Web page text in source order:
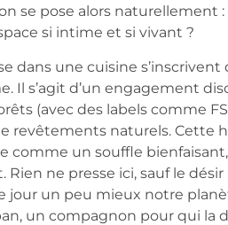
se pose alors
si intime et si vivant ?
dans une cuisine
Il s’agit d’un engagement
(avec des labels comme
revêtements naturels. Cette
comme un souffle
ne presse ici, sauf le
jour un peu mieux notre
un compagnon pour qui